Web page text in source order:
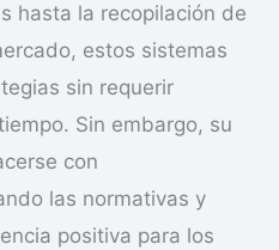
hasta la recopilación de
estos sistemas
sin requerir
Sin embargo, su
con
las normativas y
positiva para los